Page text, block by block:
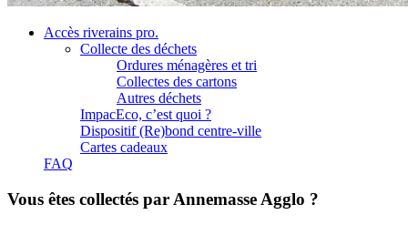
Accès riverains pro.
Collecte des déchets
Ordures ménagères et tri
Collectes des cartons
Autres déchets
ImpacEco, c’est quoi ?
Dispositif (Re)bond centre-ville
Cartes cadeaux
FAQ
Vous êtes collectés par Annemasse Agglo ?